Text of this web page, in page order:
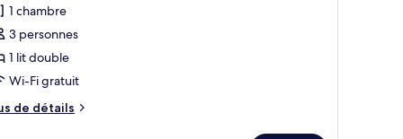
:
1 chambre
3 personnes
1 lit double
Wi-Fi gratuit
de détails